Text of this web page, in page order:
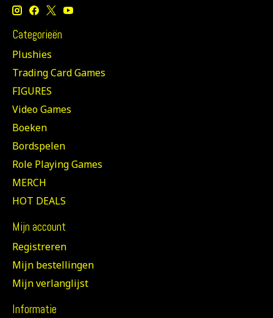
Categorieën
Plushies
Trading Card Games
FIGURES
Video Games
Boeken
Bordspelen
Role Playing Games
MERCH
HOT DEALS
Mijn account
Registreren
Mijn bestellingen
Mijn verlanglijst
Informatie